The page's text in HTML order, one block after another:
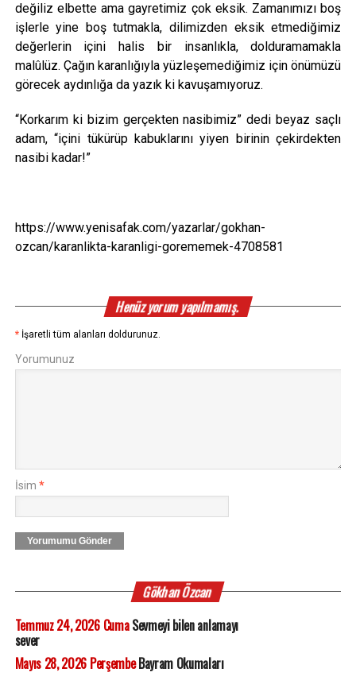
değiliz elbette ama gayretimiz çok eksik. Zamanımızı boş
işlerle yine boş tutmakla, dilimizden eksik etmediğimiz
değerlerin içini halis bir insanlıkla, dolduramamakla
malûlüz. Çağın karanlığıyla yüzleşemediğimiz için önümüzü
görecek aydınlığa da yazık ki kavuşamıyoruz.
“Korkarım ki bizim gerçekten nasibimiz” dedi beyaz saçlı
adam, “içini tükürüp kabuklarını yiyen birinin çekirdekten
nasibi kadar!”
https://www.yenisafak.com/yazarlar/gokhan-
ozcan/karanlikta-karanligi-gorememek-4708581
Henüz yorum yapılmamış.
* İşaretli tüm alanları doldurunuz.
Yorumunuz
İsim *
Yorumumu Gönder
Gökhan Özcan
Temmuz 24, 2026 CumaSevmeyi bilen anlamayı
sever
Mayıs 28, 2026 PerşembeBayram Okumaları